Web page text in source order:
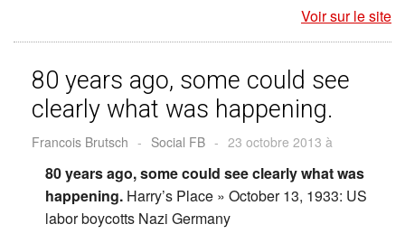
Voir sur le site
80 years ago, some could see
clearly what was happening.
Francois Brutsch - Social FB - 23 octobre 2013 à
80 years ago, some could see clearly what was
happening. Harry’s Place » October 13, 1933: US
labor boycotts Nazi Germany